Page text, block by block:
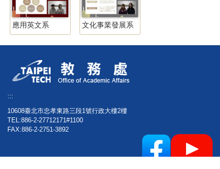
應用英文系 文化事業發展系
:::
10608臺北市忠孝東路三段1號行政大樓2樓
TEL:886-2-27712171#1100
FAX:886-2-2751-3892